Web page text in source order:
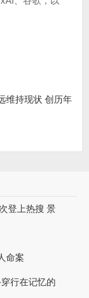
维持现状 创历年
登上热搜 景
命案
行在记忆的